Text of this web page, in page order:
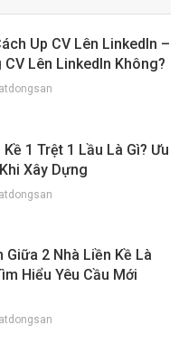
Up CV Lên LinkedIn –
Lên LinkedIn Không?
1 Trệt 1 Lầu Là Gì? Ưu
Xây Dựng
Giữa 2 Nhà Liền Kề Là
Hiểu Yêu Cầu Mới